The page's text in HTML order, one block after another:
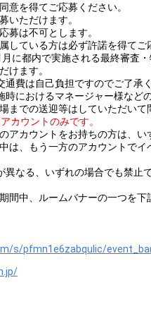
意を得てご応募ください。
いただけます。
募は不可とします。
している方は必ず許諾を得てご
に都内で実施される最終審査
けます。
費は自己負担ですのでご了承く
におけるマネージャー様など
までの送迎等はしていただいて
カウントのみです。
アカウントをお持ちの方は、い
は、もう一方のアカウントでイ
なる、いずれの場合でも禁止
間中、ルームバナーの一つを
s/pfmn1e6zabqulic/